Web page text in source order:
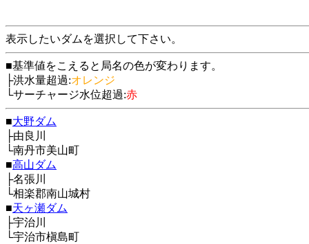
表示したいダムを選択して下さい。
■基準値をこえると局名の色が変わります。
├洪水量超過:オレンジ
└サーチャージ水位超過:赤
■大野ダム
├由良川
└南丹市美山町
■高山ダム
├名張川
└相楽郡南山城村
■天ヶ瀬ダム
├宇治川
└宇治市槇島町